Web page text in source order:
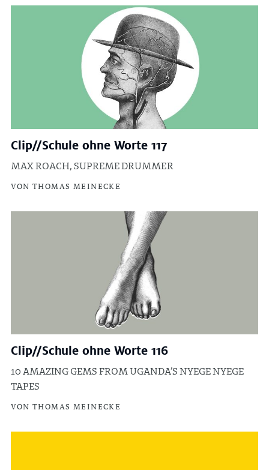
Clip//Schule ohne Worte 117
MAX ROACH, SUPREME DRUMMER
VON THOMAS MEINECKE
Clip//Schule ohne Worte 116
10 AMAZING GEMS FROM UGANDA’S NYEGE NYEGE
TAPES
VON THOMAS MEINECKE